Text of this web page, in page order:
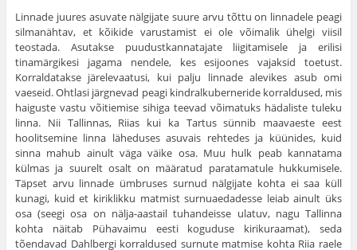
Linnade juures asuvate nälgijate suure arvu tõttu on linnadele peagi
silmanähtav, et kõikide varustamist ei ole võimalik ühelgi viisil
teostada. Asutakse puudustkannatajate liigitamisele ja erilisi
tinamärgikesi jagama nendele, kes esijoones vajaksid toetust.
Korraldatakse järelevaatusi, kui palju linnade alevikes asub omi
vaeseid. Ohtlasi järgnevad peagi kindralkuberneride korraldused, mis
haiguste vastu võitiemise sihiga teevad võimatuks hädaliste tuleku
linna. Nii Tallinnas, Riias kui ka Tartus sünnib maavaeste eest
hoolitsemine linna läheduses asuvais rehtedes ja küüni­des, kuid
sinna mahub ainult väga väike osa. Muu hulk peab kannatama
külmas ja suurelt osalt on määratud paratamatule hukkumisele.
Täpset arvu linnade ümbruses surnud nälgijate kohta ei saa küll
kunagi, kuid et kiriklikku matmist surnuaedadesse leiab ainult üks
osa (seegi osa on nälja-aastail tuhandeisse ulatuv, nagu Tallinna
kohta näitab Pühavaimu eesti koguduse kirikuraamat), seda
tõendavad Dahlbergi korraldused sur­nute matmise kohta Riia raele